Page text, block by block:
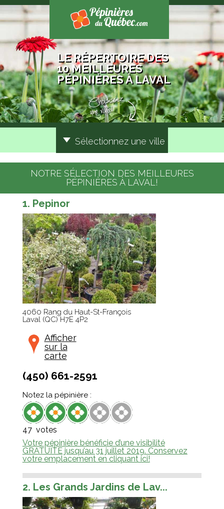
LE RÉPERTOIRE DES
10 MEILLEURES
PÉPINIÈRES À LAVAL
Sélectionnez une ville
NOTRE SÉLECTION DES MEILLEURES
PÉPINIÈRES À LAVAL!
1. Pepinor
4060 Rang du Haut-St-François
Laval(QC) H7E 4P2
Afficher
sur la
carte
(450) 661-2591
Notez la pépinière :
47 votes
Votre pépinière bénéficie d’une visibilité
GRATUITE jusqu’au 31 juillet 2019. Conservez
votre emplacement en cliquant ici!
2. Les Grands Jardins de Lav...